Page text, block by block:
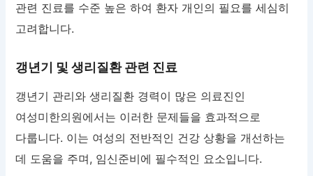
관련 진료를 수준 높은 하여 환자 개인의 필요를 세심히
고려합니다.
갱년기 및 생리질환 관련 진료
갱년기 관리와 생리질환 경력이 많은 의료진인
여성미한의원에서는 이러한 문제들을 효과적으로
다룹니다. 이는 여성의 전반적인 건강 상황을 개선하는
데 도움을 주며, 임신준비에 필수적인 요소입니다.